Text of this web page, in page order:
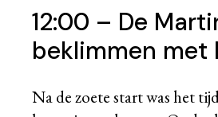
12:00 – De
beklimmen met
Na de zoete start was het